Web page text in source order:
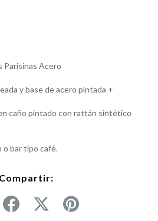
Parisinas Acero
y base de acero pintada +
caño pintado con rattán sintético
o bar tipo café.
Compartir: